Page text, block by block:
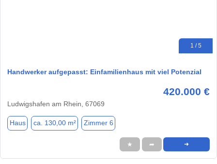
1 / 5
Handwerker aufgepasst: Einfamilienhaus mit viel Potenzial
420.000 €
Ludwigshafen am Rhein, 67069
Haus ca. 130,00 m² Zimmer 6
★ ➦ ➜